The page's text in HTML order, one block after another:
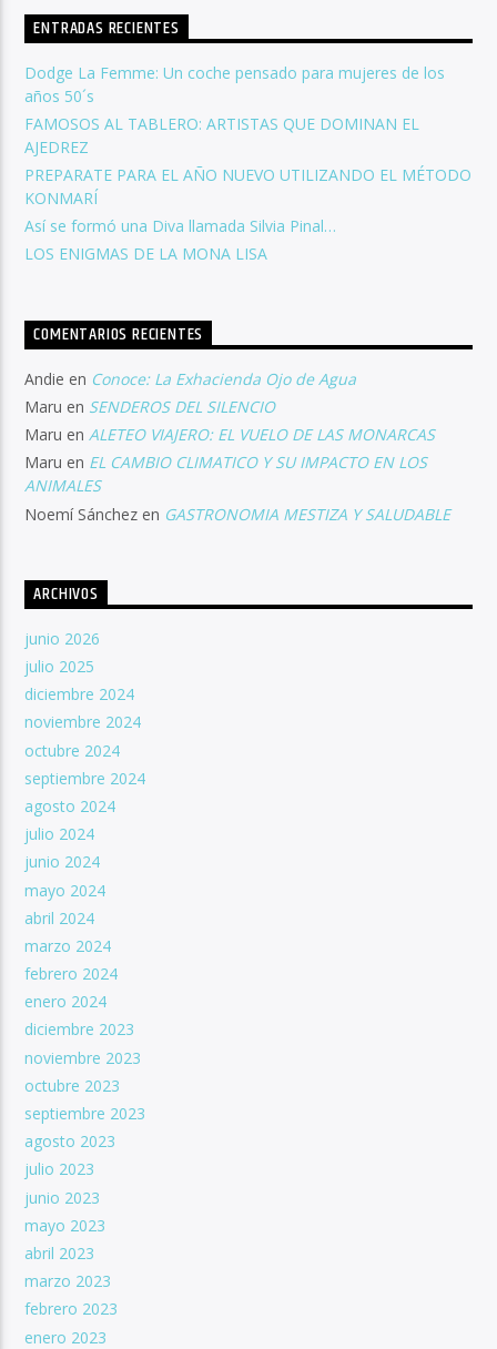
ENTRADAS RECIENTES
Dodge La Femme: Un coche pensado para mujeres de los
años 50´s
FAMOSOS AL TABLERO: ARTISTAS QUE DOMINAN EL
AJEDREZ
PREPARATE PARA EL AÑO NUEVO UTILIZANDO EL MÉTODO
KONMARÍ
Así se formó una Diva llamada Silvia Pinal…
LOS ENIGMAS DE LA MONA LISA
COMENTARIOS RECIENTES
Andie en Conoce: La Exhacienda Ojo de Agua
Maru en SENDEROS DEL SILENCIO
Maru enALETEO VIAJERO: EL VUELO DE LAS MONARCAS
Maru en EL CAMBIO CLIMATICO Y SU IMPACTO EN LOS
ANIMALES
Noemí Sánchez en GASTRONOMIA MESTIZA Y SALUDABLE
ARCHIVOS
junio 2026
julio 2025
diciembre 2024
noviembre 2024
octubre 2024
septiembre 2024
agosto 2024
julio 2024
junio 2024
mayo 2024
abril 2024
marzo 2024
febrero 2024
enero 2024
diciembre 2023
noviembre 2023
octubre 2023
septiembre 2023
agosto 2023
julio 2023
junio 2023
mayo 2023
abril 2023
marzo 2023
febrero 2023
enero 2023